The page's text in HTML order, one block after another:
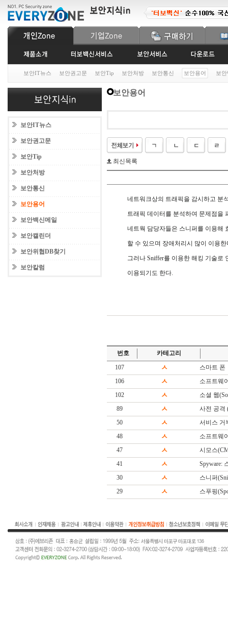
보안IT뉴스 보안권고문 보안Tip 보안처방 보안통신 보안용어 보
보안IT뉴스
보안권고문
보안Tip
보안처방
보안통신
보안용어
보안백신메일
보안캘린더
보안위협DB찾기
보안칼럼
보안용어
최신목록
네트워크상의 트래픽을 감시하고 분
트래픽 데이터를 분석하여 문제점을
네트웍 담당자들은 스니퍼를 이용해
할 수 있으며 장애처리시 많이 이용한
그러나 Sniffer를 이용한 해킹 기술로
이용되기도 한다.
번호
카테고리
107
ㅅ
스마트 폰
106
ㅅ
소프트웨
102
ㅅ
소셜 웹
89
ㅅ
사전 공격
50
ㅅ
서비스 거
48
ㅅ
소프트웨
47
ㅅ
시모스
41
ㅅ
Spyware:
30
ㅅ
스니퍼
29
ㅅ 스푸핑